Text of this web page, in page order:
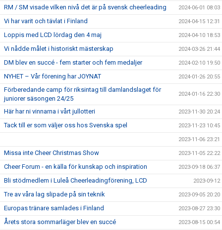
RM / SM visade vilken nivå det är på svensk cheerleading 2024-06-01 08:03
Vi har varit och tävlat i Finland 2024-04-15 12:31
Loppis med LCD lördag den 4 maj 2024-04-10 18:53
Vi nådde målet i historiskt mästerskap 2024-03-26 21:44
DM blev en succé - fem starter och fem medaljer 2024-02-10 19:50
NYHET – Vår förening har JOYNAT 2024-01-26 20:55
Förberedande camp för riksintag till damlandslaget för
juniorer säsongen 24/25
2024-01-16 22:30
Här har ni vinnarna i vårt jullotteri 2023-11-30 20:24
Tack till er som väljer oss hos Svenska spel 2023-11-23 10:45
2023-11-06 23:21
Missa inte Cheer Christmas Show 2023-11-05 22:22
Cheer Forum - en källa för kunskap och inspiration 2023-09-18 06:37
Bli stödmedlem i Luleå Cheerleadingförening, LCD 2023-09-12
Tre av våra lag slipade på sin teknik 2023-09-05 20:20
Europas tränare samlades i Finland 2023-08-27 23:30
Årets stora sommarläger blev en succé 2023-08-15 00:54